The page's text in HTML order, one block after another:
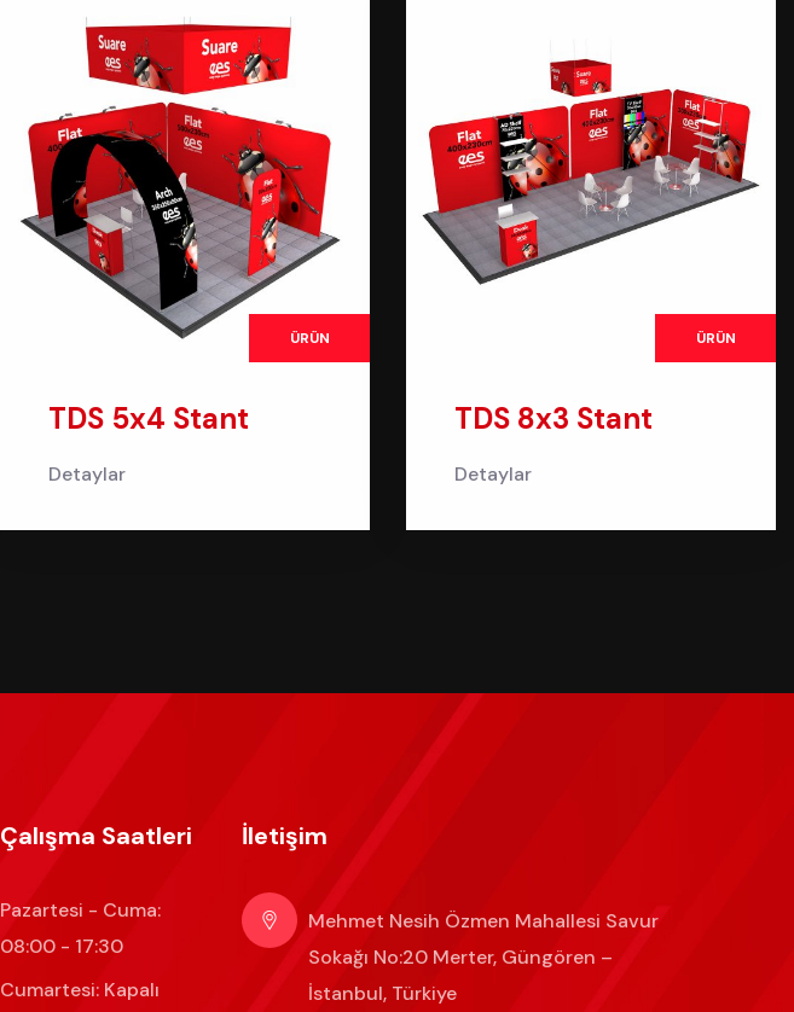
ÜRÜN
TDS 5x4 Stant
Detaylar
ÜRÜN
TDS 8x3 Stant
Detaylar
Çalışma Saatleri
Pazartesi - Cuma:
08:00 - 17:30
Cumartesi: Kapalı
İletişim
Mehmet Nesih Özmen Mahallesi Savur
Sokağı No:20 Merter, Güngören –
İstanbul, Türkiye